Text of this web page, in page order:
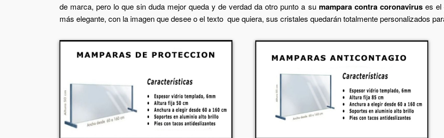
de marca, pero lo que sin duda mejor queda y de verdad da otro punto a su mampara contra coronaviruses el
más elegante, con la imagen que desee o el texto que quiera, sus cristales quedarán totalmente personalizados